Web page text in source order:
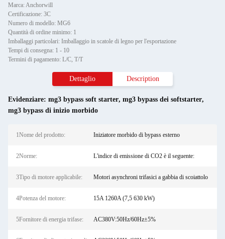
Marca: Anchorwill
Certificazione: 3C
Numero di modello: MG6
Quantità di ordine minimo: 1
Imballaggi particolari: Imballaggio in scatole di legno per l'esportazione
Tempi di consegna: 1 - 10
Termini di pagamento: L/C, T/T
Dettaglio Description
Evidenziare: mg3 bypass soft starter, mg3 bypass dei softstarter,
mg3 bypass di inizio morbido
1Nome del prodotto: Iniziatore morbido di bypass esterno
2Norme: L'indice di emissione di CO2 è il seguente:
3Tipo di motore applicabile: Motori asynchroni trifasici a gabbia di scoiattolo
4Potenza del motore: 15A 1260A (7,5 630 kW)
5Fornitore di energia trifase: AC380V:50Hz/60Hz±5%